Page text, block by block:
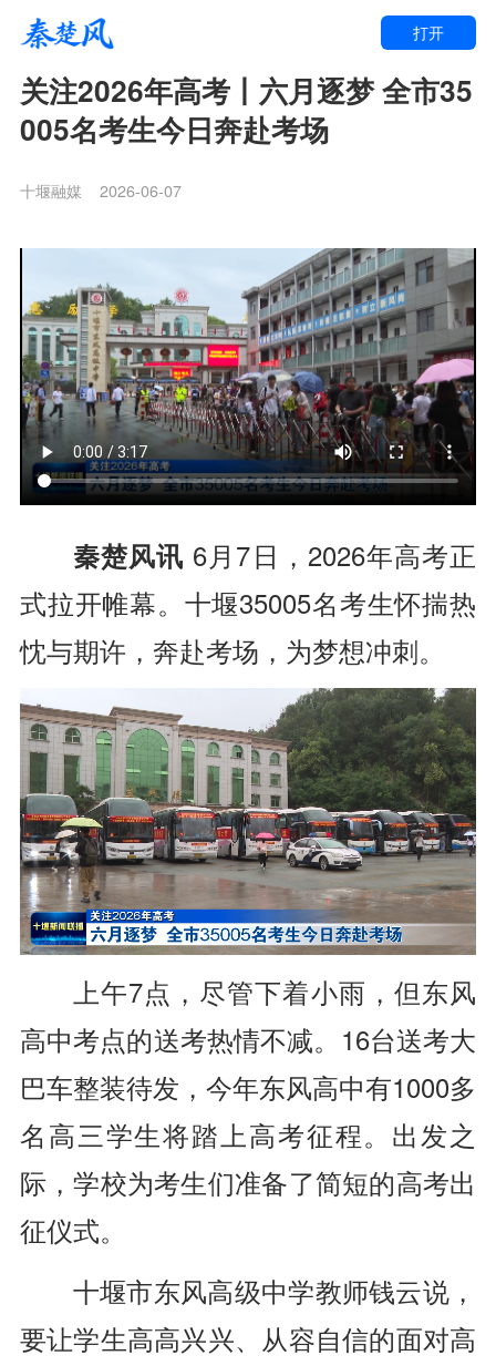
打开
关注2026年高考丨六月逐梦 全市35
005名考生今日奔赴考场
十堰融媒 2026-06-07
秦楚风讯 6月7日，2026年高考正
式拉开帷幕。十堰35005名考生怀揣热
忱与期许，奔赴考场，为梦想冲刺。
上午7点，尽管下着小雨，但东风
高中考点的送考热情不减。16台送考大
巴车整装待发，今年东风高中有1000多
名高三学生将踏上高考征程。出发之
际，学校为考生们准备了简短的高考出
征仪式。
十堰市东风高级中学教师钱云说，
要让学生高高兴兴、从容自信的面对高